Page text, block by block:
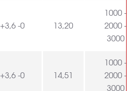
+3,6 -0 13,20
1000 -
2000 -
3000
+3,6 -0 14,51
1000 -
2000 -
3000